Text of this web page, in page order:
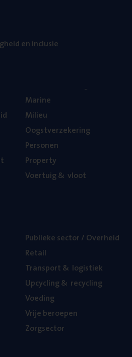
en inclusie
Mari­ne
Mili­eu
Oogst­ver­ze­ke­ring
Per­so­nen
Pro­per­ty
Voer­tuig& vloot
Publie­ke sec­tor / Overheid
Retail
Trans­port& logistiek
Upcy­cling& recycling
Voe­ding
Vrije beroe­pen
Zorg­sec­tor